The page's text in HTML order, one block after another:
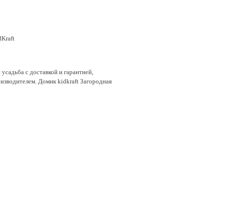
с доставкой и гарантией,
Домик kidkraft Загородная